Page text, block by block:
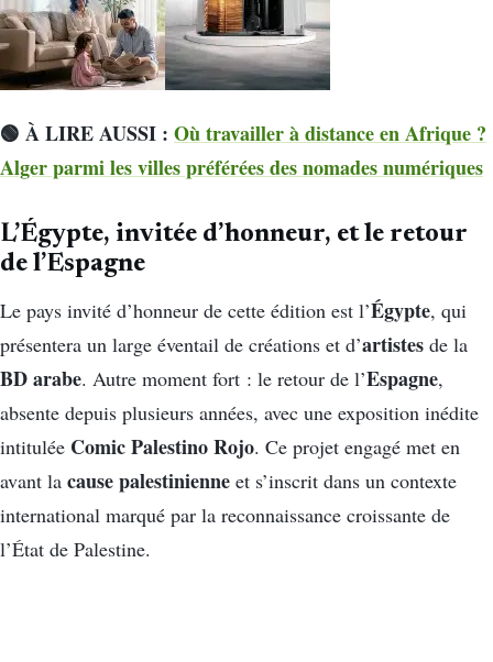
🟢 À LIRE AUSSI : Où travailler à distance en Afrique ?
Alger parmi les villes préférées des nomades numériques
L’Égypte, invitée d’honneur, et le retour
de l’Espagne
Le pays invité d’honneur de cette édition est l’Égypte, qui
présentera un large éventail de créations et d’artistes de la
BD arabe. Autre moment fort : le retour de l’Espagne,
absente depuis plusieurs années, avec une exposition inédite
intitulée Comic Palestino Rojo. Ce projet engagé met en
avant la cause palestinienne et s’inscrit dans un contexte
international marqué par la reconnaissance croissante de
l’État de Palestine.